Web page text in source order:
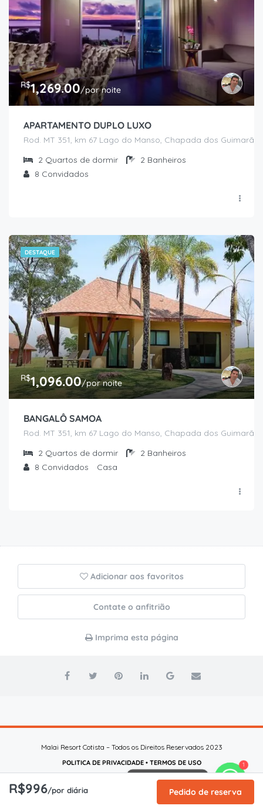
R$1,269.00/por noite
APARTAMENTO DUPLO LUXO
Rod. MT 351, km 67 Lago do Manso, Chapada dos
2 Quartos de dormir 2 Banheiros
8 Convidados
DESTAQUE
R$1,096.00/por noite
BANGALÔ SAMOA
Rod. MT 351, km 67 Lago do Manso, Chapada dos
2 Quartos de dormir 2 Banheiros
8 Convidados Casa
Adicionar aos favoritos
Contate o anfitrião
Imprima esta página
R$996/por diária Pedido de reserva
Malai Resort Cotista – Todos os Direitos Reservados 2023
POLITICA DE PRIVACIDADE• TERMOS DE USO
Desenvolvido por AgênciaX
1
Fale Conosco